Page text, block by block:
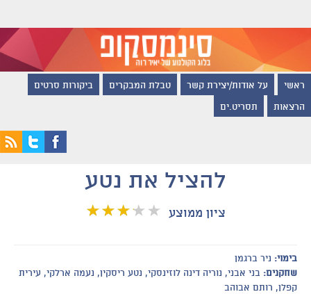
ראשי על אודות/יצירת קשר טבלת המבקרים ביקורות סרטים
הרצאות תסריט.ים
להציל את נטע
ציון ממוצע
בימוי: ניר ברגמן
שחקנים: בני אבני, נוריה דינה לוזינסקי, נטע ריסקין, נעמה ארלקי, עירית
קפלן, רותם אבוהב